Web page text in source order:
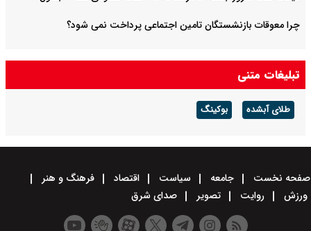
چرا معوقات بازنشستگان تامین اجتماعی پرداخت نمی شود؟
تبلیغات متنی
طلای آبشده بوکینگ
صفحه نخست جامعه سیاست اقتصاد
فرهنگ و هنر
ورزش
روایت تصویر صدای شرق